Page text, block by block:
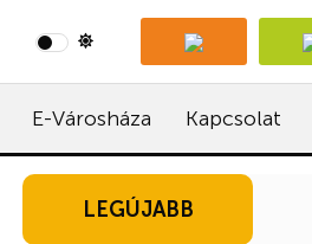
E-Városháza Kapcsolat
LEGÚJABB